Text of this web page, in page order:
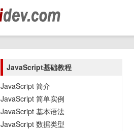
JavaScript基础教程
JavaScript 简介
JavaScript 简单实例
JavaScript 基本语法
JavaScript 数据类型